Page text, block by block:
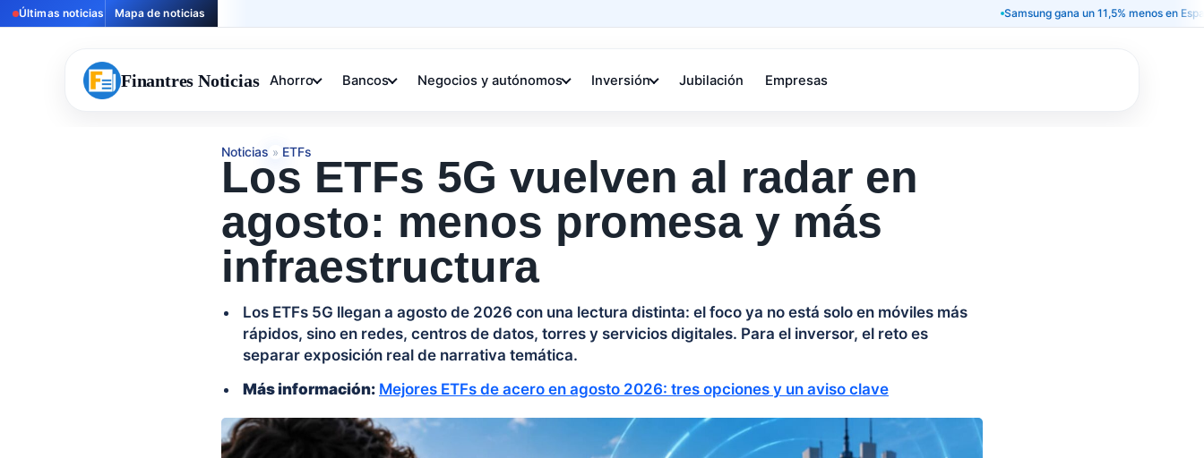
Últimas noticias Mapa de noticias Samsung gana un 11,5% menos en España y
Finantres Noticias Ahorro Bancos Negocios y autónomos Inversión Jubilación Empresas
Noticias » ETFs
Los ETFs 5G vuelven al radar en
agosto: menos promesa y más
infraestructura
Los ETFs 5G llegan a agosto de 2026 con una lectura distinta: el foco ya no está solo en móviles más
rápidos, sino en redes, centros de datos, torres y servicios digitales. Para el inversor, el reto es
separar exposición real de narrativa temática.
Más información: Mejores ETFs de acero en agosto 2026: tres opciones y un aviso clave